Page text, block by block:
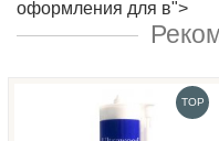
оформления для в">
TOP